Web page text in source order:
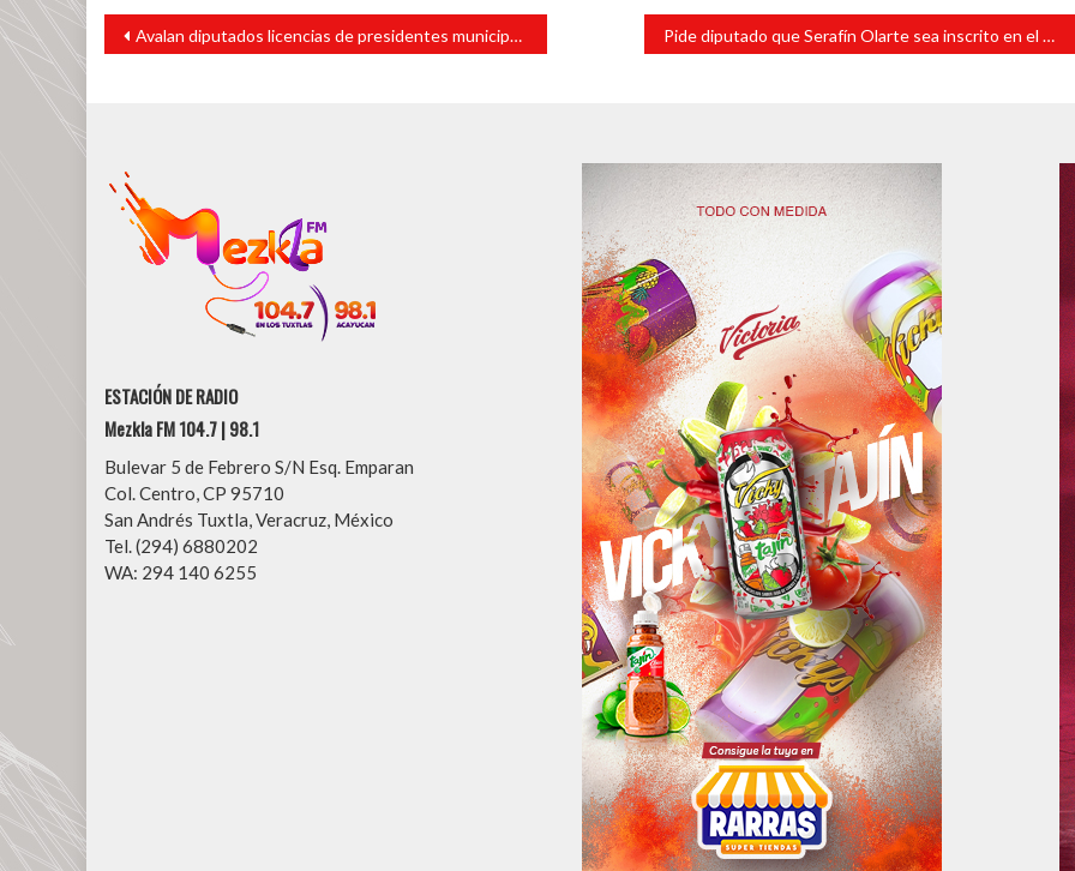
Navegación
entradas
Avalan diputados licencias de presidentes municipales de Misantla y Tamiahua Pide diputado que Serafín Olarte sea inscrito en el muro de honor del Congreso
ESTACIÓN DE RADIO
Mezkla FM 104.7 | 98.1
Bulevar 5 de Febrero S/N Esq. Emparan
Col. Centro, CP 95710
San Andrés Tuxtla, Veracruz, México
Tel. (294) 6880202
WA: 294 140 6255